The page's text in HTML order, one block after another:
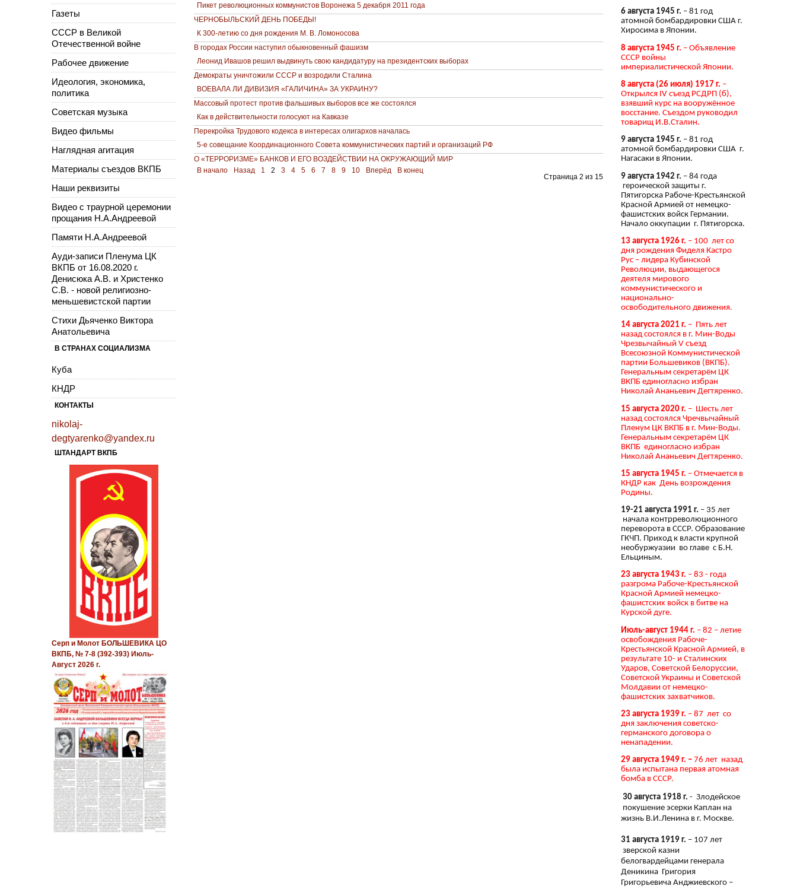
Пикет революционных коммунистов Воронежа 5 декабря 2011 года
ЧЕРНОБЫЛЬСКИЙ ДЕНЬ ПОБЕДЫ!
К 300-летию со дня рождения М. В. Ломоносова
В городах России наступил обыкновенный фашизм
Леонид Ивашов решил выдвинуть свою кандидатуру на президентских выборах
Демократы уничтожили СССР и возродили Сталина
ВОЕВАЛА ЛИ ДИВИЗИЯ «ГАЛИЧИНА» ЗА УКРАИНУ?
Массовый протест против фальшивых выборов все же состоялся
Как в действительности голосуют на Кавказе
Перекройка Трудового кодекса в интересах олигархов началась
5-е совещание Координационного Совета коммунистических партий и организаций РФ
О «ТЕРРОРИЗМЕ» БАНКОВ И ЕГО ВОЗДЕЙСТВИИ НА ОКРУЖАЮЩИЙ МИР
Страница 2 из 15
В начало Назад 1 2 3 4 5 6 7 8 9 10 Вперёд В конец
Газеты
СССР в Великой
Отечественной войне
Рабочее движение
Идеология, экономика,
политика
Советская музыка
Видео фильмы
Наглядная агитация
Материалы съездов ВКПБ
Наши реквизиты
Видео с траурной церемонии
прощания Н.А.Андреевой
Памяти Н.А.Андреевой
Ауди-записи Пленума ЦК
ВКПБ от 16.08.2020 г.
Денисюка А.В. и Христенко
С.В. - новой религиозно-
меньшевистской партии
Стихи Дьяченко Виктора
Анатольевича
В СТРАНАХ СОЦИАЛИЗМА
Куба
КНДР
КОНТАКТЫ
nikolaj-
degtyarenko@yandex.ru
ШТАНДАРТ ВКПБ
Серп и Молот БОЛЬШЕВИКА ЦО
ВКПБ, № 7-8 (392-393) Июль-
Август 2026 г.
6 августа 1945 г. – 81 год
атомной бомбардировки США г.
Хиросима в Японии.
8 августа 1945 г. – Объявление
СССР войны
империалистической Японии.
8 августа (26 июля) 1917 г. –
Открылся IV съезд РСДРП (б),
взявший курс на вооружённое
восстание. Съездом руководил
товарищ И.В.Сталин.
9 августа 1945 г. – 81 год
атомной бомбардировки США г.
Нагасаки в Японии.
9 августа 1942 г. – 84 года
героической защиты г.
Пятигорска Рабоче-Крестьянской
Красной Армией от немецко-
фашистских войск Германии.
Начало оккупации г. Пятигорска.
13 августа 1926 г. – 100 лет со
дня рождения Фиделя Кастро
Рус – лидера Кубинской
Революции, выдающегося
деятеля мирового
коммунистического и
национально-
освободительного движения.
14 августа 2021 г. – Пять лет
назад состоялся в г. Мин-Воды
Чрезвычайный V съезд
Всесоюзной Коммунистической
партии Большевиков (ВКПБ).
Генеральным секретарём ЦК
ВКПБ единогласно избран
Николай Ананьевич Дегтяренко.
15 августа 2020 г. – Шесть лет
назад состоялся Чречвычайный
Пленум ЦК ВКПБ в г. Мин-Воды.
Генеральным секретарём ЦК
ВКПБ единогласно избран
Николай Ананьевич Дегтяренко.
15 августа 1945 г. – Отмечается в
КНДР как День возрождения
Родины.
19-21 августа 1991 г. – 35 лет
начала контрреволюционного
переворота в СССР. Образование
ГКЧП. Приход к власти крупной
необуржуазии во главе с Б.Н.
Ельциным.
23 августа 1943 г. – 83 - года
разгрома Рабоче-Крестьянской
Красной Армией немецко-
фашистских войск в битве на
Курской дуге.
Июль-август 1944 г. – 82 – летие
освобождения Рабоче-
Крестьянской Красной Армией, в
результате 10- и Сталинских
Ударов, Советской Белоруссии,
Советской Украины и Советской
Молдавии от немецко-
фашистских захватчиков.
23 августа 1939 г. – 87 лет со
дня заключения советско-
германского договора о
ненападении.
29 августа 1949 г. – 76 лет назад
была испытана первая атомная
бомба в СССР.
30 августа 1918 г. - Злодейское
покушение эсерки Каплан на
жизнь В.И.Ленина в г. Москве.
31 августа 1919 г. – 107 лет
зверской казни
белогвардейцами генерала
Деникина Григория
Григорьевича Анджиевского –